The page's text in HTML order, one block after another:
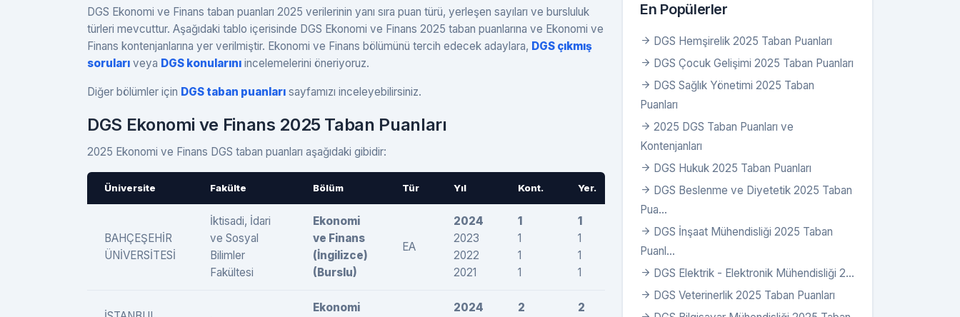
DGS Ekonomi ve Finans taban puanları 2025 verilerinin yanı sıra puan türü, yerleşen sayıları ve bursluluk
türleri mevcuttur. Aşağıdaki tablo içerisinde DGS Ekonomi ve Finans 2025 taban puanlarına ve Ekonomi ve
Finans kontenjanlarına yer verilmiştir. Ekonomi ve Finans bölümünü tercih edecek adaylara, DGS çıkmış
soruları veya DGS konularını incelemelerini öneriyoruz.
Diğer bölümler için DGS taban puanları sayfamızı inceleyebilirsiniz.
DGS Ekonomi ve Finans 2025 Taban Puanları
2025 Ekonomi ve Finans DGS taban puanları aşağıdaki gibidir:
Üniversite Fakülte Bölüm Tür Yıl Kont. Yer. Taban P. Tavan P.
BAHÇEŞEHİR
ÜNİVERSİTESİ
İktisadi, İdari
ve Sosyal
Bilimler
Fakültesi
Ekonomi
ve Finans
(İngilizce)
(Burslu)
EA
2024
2023
2022
2021
1
1
1
1
1
1
1
1
292,64316
286,20363
280,54761
292,64316
280,54761
Ekonomi
2024
2
2
En Popülerler
DGS Hemşirelik 2025 Taban Puanları
DGS Çocuk Gelişimi 2025 Taban Puanları
DGS Sağlık Yönetimi 2025 Taban
Puanları
2025 DGS Taban Puanları ve
Kontenjanları
DGS Hukuk 2025 Taban Puanları
DGS Beslenme ve Diyetetik 2025 Taban
Pua...
DGS İnşaat Mühendisliği 2025 Taban
Puanl...
DGS Elektrik - Elektronik Mühendisliği 2...
DGS Veterinerlik 2025 Taban Puanları